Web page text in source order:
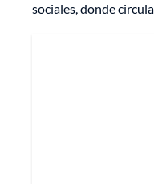
sociales, donde